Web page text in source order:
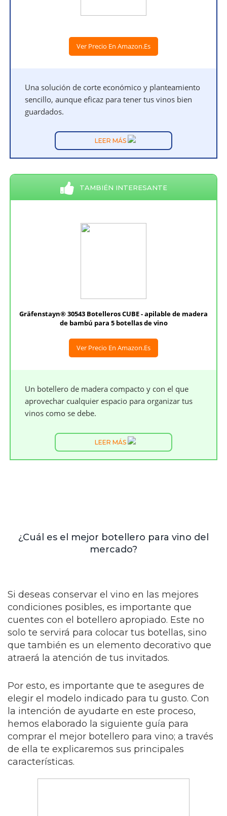
Ver Precio En Amazon.es
Una solución de corte económico y planteamiento
sencillo, aunque eficaz para tener tus vinos bien
guardados.
LEER MÁS
TAMBIÉN INTERESANTE
Gräfenstayn® 30543 Botelleros CUBE - apilable de madera
de bambú para 5 botellas de vino
Ver Precio En Amazon.es
Un botellero de madera compacto y con el que
aprovechar cualquier espacio para organizar tus
vinos como se debe.
LEER MÁS
¿Cuál es el mejor botellero para vino del
mercado?
Si deseas conservar el vino en las mejores
condiciones posibles, es importante que
cuentes con el botellero apropiado. Este no
solo te servirá para colocar tus botellas, sino
que también es un elemento decorativo que
atraerá la atención de tus invitados.
Por esto, es importante que te asegures de
elegir el modelo indicado para tu gusto. Con
la intención de ayudarte en este proceso,
hemos elaborado la siguiente guía para
comprar el mejor botellero para vino; a través
de ella te explicaremos sus principales
características.